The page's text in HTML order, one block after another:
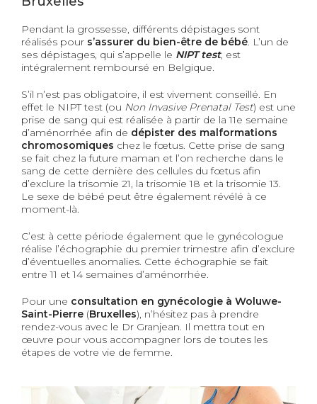
Pendant la grossesse, différents dépistages sont
réalisés pour s’assurer du bien-être de bébé. L’un de
ses dépistages, qui s’appelle le NIPT test, est
intégralement remboursé en Belgique.
S’il n’est pas obligatoire, il est vivement conseillé. En
effet le NIPT test (ou Non Invasive Prenatal Test) est une
prise de sang qui est réalisée à partir de la 11e semaine
d’aménorrhée afin de dépister des malformations
chromosomiques chez le fœtus. Cette prise de sang
se fait chez lafuture maman et l’on recherche dans le
sang de cette dernière des cellules du fœtus afin
d’exclure la trisomie 21, la trisomie18 et la trisomie 13.
Le sexe de bébé peut être également révélé à ce
moment-là.
C’est à cette période également que le gynécologue
réalise l’échographie du premier trimestre afin d’exclure
d’éventuelles anomalies. Cette échographie se fait
entre 11 et 14 semaines d’aménorrhée.
Pour une consultation en gynécologie à Woluwe-
Saint-Pierre (Bruxelles), n’hésitez pas à prendre
rendez-vous avec le Dr Granjean. Il mettra tout en
œuvre pour vous accompagner lors de toutes les
étapes de votre vie de femme.